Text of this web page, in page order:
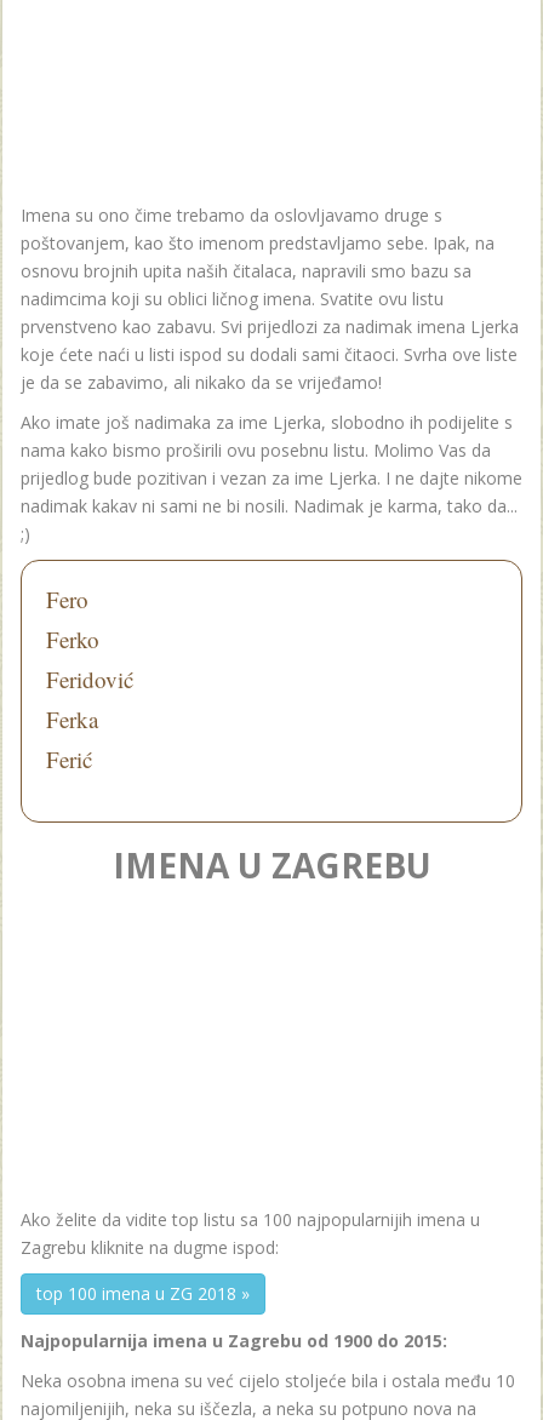
Imena su ono čime trebamo da oslovljavamo druge s
poštovanjem, kao što imenom predstavljamo sebe. Ipak, na
osnovu brojnih upita naših čitalaca, napravili smo bazu sa
nadimcima koji su oblici ličnog imena. Svatite ovu listu
prvenstveno kao zabavu. Svi prijedlozi za nadimak imena Ljerka
koje ćete naći u listi ispod su dodali sami čitaoci. Svrha ove liste
je da se zabavimo, ali nikako da se vrijeđamo!
Ako imate još nadimaka za ime Ljerka, slobodno ih podijelite s
nama kako bismo proširili ovu posebnu listu. Molimo Vas da
prijedlog bude pozitivan i vezan za ime Ljerka. I ne dajte nikome
nadimak kakav ni sami ne bi nosili. Nadimak je karma, tako da...
;)
Fero
Ferko
Feridović
Ferka
Ferić
IMENA U ZAGREBU
Ako želite da vidite top listu sa 100 najpopularnijih imena u
Zagrebu kliknite na dugme ispod:
top 100 imena u ZG 2018 »
Najpopularnija imena u Zagrebu od 1900 do 2015:
Neka osobna imena su već cijelo stoljeće bila i ostala među 10
najomiljenijih, neka su iščezla, a neka su potpuno nova na